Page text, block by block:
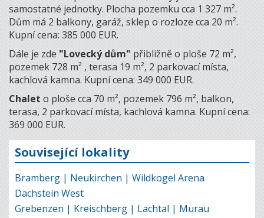
samostatné jednotky. Plocha pozemku cca 1 327 m².
Dům má 2 balkony, garáž, sklep o rozloze cca 20 m².
Kupní cena: 385 000 EUR.
Dále je zde "Lovecký dům" přibližně o ploše 72 m²,
pozemek 728 m² , terasa 19 m², 2 parkovací místa,
kachlová kamna. Kupní cena: 349 000 EUR.
Chalet o ploše cca 70 m², pozemek 796 m², balkon,
terasa, 2 parkovací místa, kachlová kamna. Kupní cena:
369 000 EUR.
Související lokality
Bramberg | Neukirchen | Wildkogel Arena
Dachstein West
Grebenzen | Kreischberg | Lachtal | Murau